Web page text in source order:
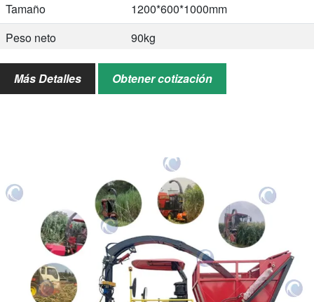
Tamaño
1200*600*1000mm
Peso neto
90kg
Tamaño del producto
final
2-3mm
Aves de corral, cerdo, pollo, pato,
ganso, etc.
Más Detalles Obtener cotización